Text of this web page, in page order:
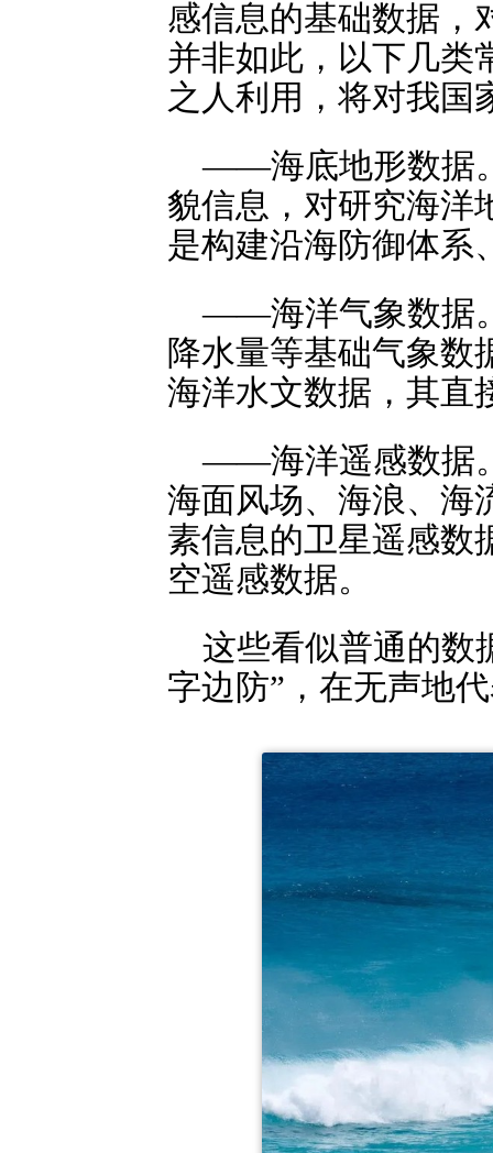
感信息的基础数据，
并非如此，以下几类
之人利用，将对我国
——海底地形数据
貌信息，对研究海洋
是构建沿海防御体系
——海洋气象数据
降水量等基础气象数
海洋水文数据，其直
——海洋遥感数据
海面风场、海浪、海
素信息的卫星遥感数
空遥感数据。
这些看似普通的数
字边防”，在无声地